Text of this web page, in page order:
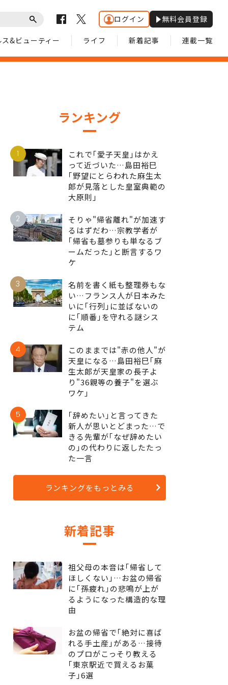
ログイン 無料会員登録
ス&ビューティー ライフ 新着記事 連載一覧
ランキング
1
これで｢愛子天皇｣はかえ
って近づいた…島田裕巳
｢野望にとらわれた麻生太
郎が見落とした皇室典範の
大原則｣
2
そりゃ"帰省離れ"が加速す
るはずだわ…宗教学者が
｢帰省も墓参りも単なるブ
ームだった｣と断言するワ
ケ
3
名前を書く紙も整理券もな
い…フランス人が日本みた
いに｢行列｣に並ばないの
に｢順番｣を守れる謎シス
テム
4
このままでは"赤の他人"が
天皇になる…島田裕巳｢麻
生太郎が天皇家の長子よ
り"36親等の養子"を選ぶ
ワケ｣
5
｢辞めたい｣と言ってきた
新人が思いとどまった…で
きる先輩が｢なぜ辞めたい
の｣の代わりに返したたっ
た一言
ランキングをもっとみる
新着記事
祖父母の本音は｢帰省して
ほしくない｣…お盆の帰省
に｢孫疲れ｣の悲鳴が上が
るようになった構造的な理
由
お盆の帰省で｢絶対に喜ば
れる手土産｣がある…接待
のプロがこっそり教える
｢東京駅近で買えるお菓
子｣6選